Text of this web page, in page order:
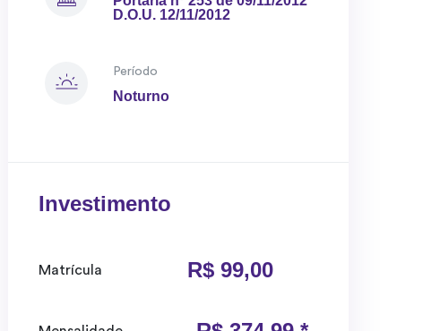
D.O.U. 12/11/2012
Período
Noturno
Investimento
Matrícula R$ 99,00